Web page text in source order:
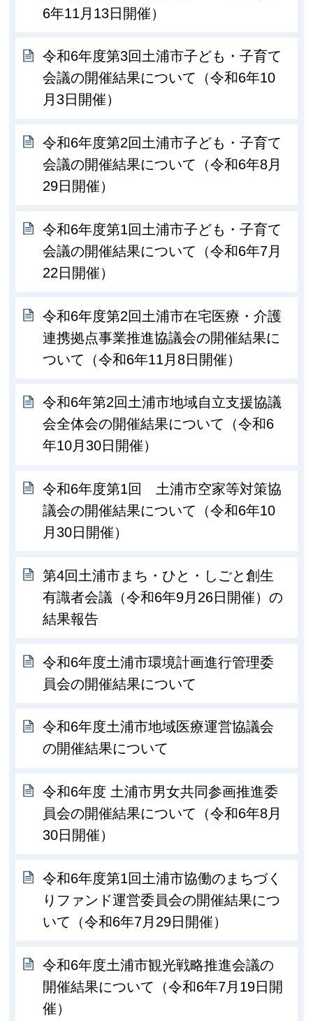
6年11月13日開催）
令和6年度第3回土浦市子ども・子育て
会議の開催結果について（令和6年10
月3日開催）
令和6年度第2回土浦市子ども・子育て
会議の開催結果について（令和6年8月
29日開催）
令和6年度第1回土浦市子ども・子育て
会議の開催結果について（令和6年7月
22日開催）
令和6年度第2回土浦市在宅医療・介護
連携拠点事業推進協議会の開催結果に
ついて（令和6年11月8日開催）
令和6年第2回土浦市地域自立支援協議
会全体会の開催結果について（令和6
年10月30日開催）
令和6年度第1回 土浦市空家等対策協
議会の開催結果について（令和6年10
月30日開催）
第4回土浦市まち・ひと・しごと創生
有識者会議（令和6年9月26日開催）の
結果報告
令和6年度土浦市環境計画進行管理委
員会の開催結果について
令和6年度土浦市地域医療運営協議会
の開催結果について
令和6年度 土浦市男女共同参画推進委
員会の開催結果について（令和6年8月
30日開催）
令和6年度第1回土浦市協働のまちづく
りファンド運営委員会の開催結果につ
いて（令和6年7月29日開催）
令和6年度土浦市観光戦略推進会議の
開催結果について（令和6年7月19日開
催）